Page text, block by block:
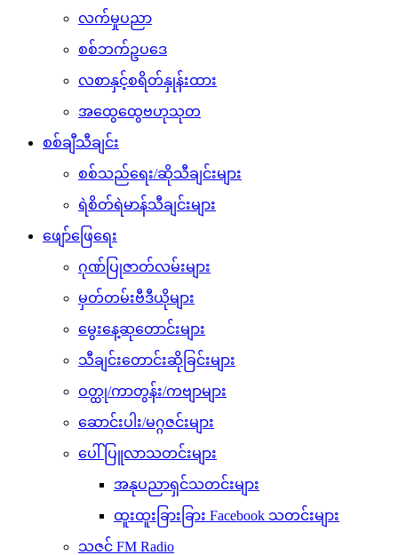
လက်မှုပညာ
စစ်ဘက်ဥပဒေ
လစာနှင့်စရိတ်နှုန်းထား
အထွေထွေဗဟုသုတ
စစ်ချီသီချင်း
စစ်သည်ရေး/ဆိုသီချင်းများ
ရဲစိတ်ရဲမာန်သီချင်းများ
ဖျော်ဖြေရေး
ဂုဏ်ပြုဇာတ်လမ်းများ
မှတ်တမ်းဗီဒီယိုများ
မွေးနေ့ဆုတောင်းများ
သီချင်းတောင်းဆိုခြင်းများ
ဝတ္ထု/ကာတွန်း/ကဗျာများ
ဆောင်းပါး/မဂ္ဂဇင်းများ
ပေါ်ပြူလာသတင်းများ
အနုပညာရှင်သတင်းများ
ထူးထူးခြားခြား Facebook သတင်းများ
သဇင် FM Radio